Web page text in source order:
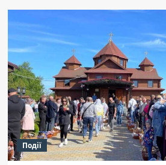
кошик:
ціни
впродовж
року?
Події